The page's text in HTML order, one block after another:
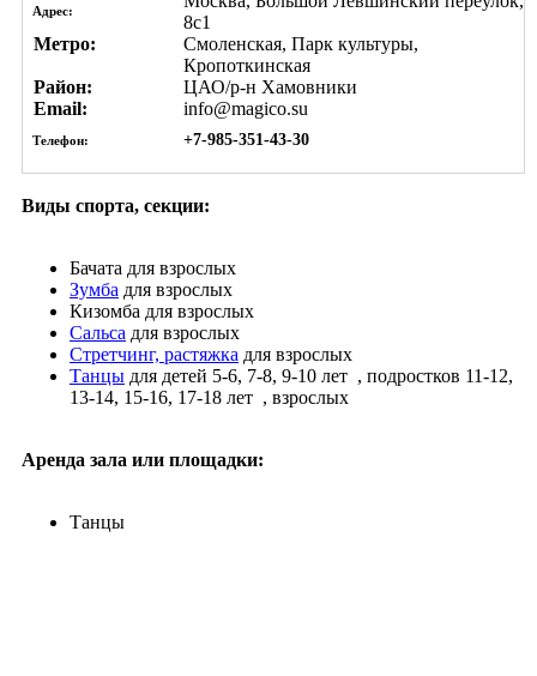
Адрес:
8с1
Метро:
Смоленская, Парк культуры,
Кропоткинская
Район:
ЦАО/р-н Хамовники
Email:
info@magico.su
Телефон: +7-985-351-43-30
Виды спорта, секции:
Бачата для взрослых
Зумба для взрослых
Кизомба для взрослых
Сальса для взрослых
Стретчинг, растяжка для взрослых
Танцы для детей 5-6, 7-8, 9-10 лет , подростков 11-12,
13-14, 15-16, 17-18 лет , взрослых
Аренда зала или площадки:
Танцы